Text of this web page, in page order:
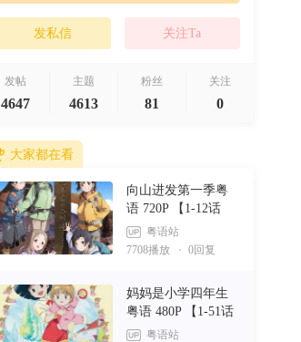
发私信 关注Ta
发帖
4647
主题
4613
粉丝
81
关注
0
大家都在看
向山进发第一季粤
语 720P 【1-12话
全】粤语站
7708播放
0回复
妈妈是小学四年生
粤语 480P 【1-51话
全】粤语站